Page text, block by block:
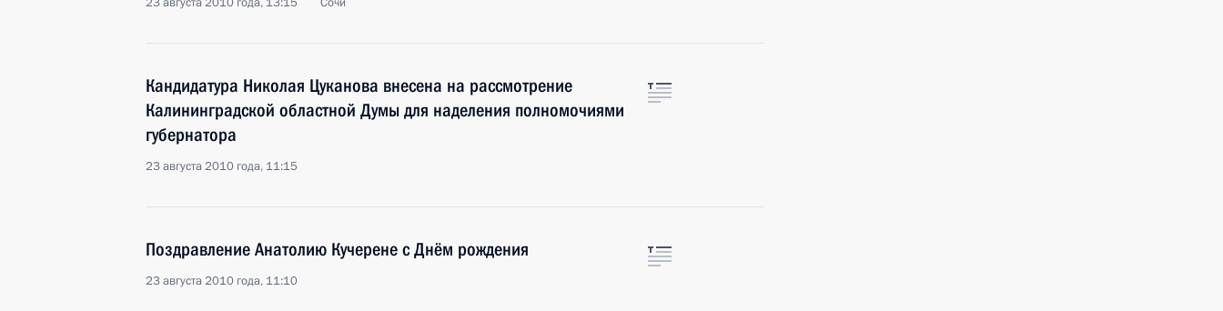
Кандидатура Николая Цуканова внесена на рассмотрение
Калининградской областной Думы для наделения полномочиями
губернатора
23 августа 2010 года, 11:15
Поздравление Анатолию Кучерене с Днём рождения
23 августа 2010 года, 11:10